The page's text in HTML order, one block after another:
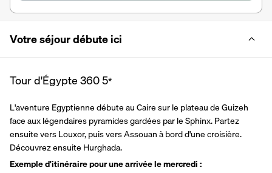
Votre séjour débute ici
Tour d'Égypte 3605*
L'aventure Egyptienne débute au Caire sur le plateau de Guizeh
face aux légendaires pyramides gardées par le Sphinx. Partez
ensuite vers Louxor, puis vers Assouan à bord d'une croisière.
Découvrez ensuite Hurghada.
Exemple d'itinéraire pour une arrivée le mercredi :